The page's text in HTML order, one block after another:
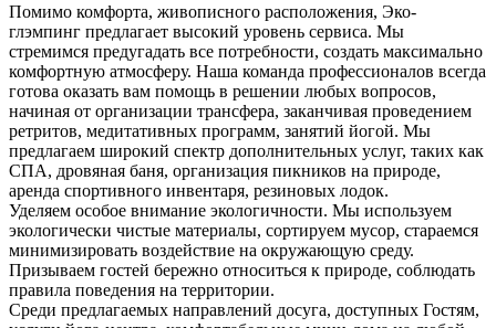
Помимо комфорта, живописного расположения, Эко-
глэмпинг предлагает высокий уровень сервиса. Мы
стремимся предугадать все потребности, создать максимально
комфортную атмосферу. Наша команда профессионалов всегда
готова оказать вам помощь в решении любых вопросов,
начиная от организации трансфера, заканчивая проведением
ретритов, медитативных программ, занятий йогой. Мы
предлагаем широкий спектр дополнительных услуг, таких как
СПА, дровяная баня, организация пикников на природе,
аренда спортивного инвентаря, резиновых лодок.
Уделяем особое внимание экологичности. Мы используем
экологически чистые материалы, сортируем мусор, стараемся
минимизировать воздействие на окружающую среду.
Призываем гостей бережно относиться к природе, соблюдать
правила поведения на территории.
Среди предлагаемых направлений досуга, доступных Гостям,